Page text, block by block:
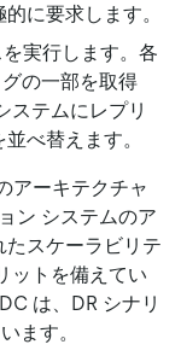
に要求します。
実行します。各
の一部を取得
ステムにレプリ
べ替えます。
アーキテクチャ
ン システムのア
スケーラビリテ
ットを備えてい
は、DR シナリ
ます。